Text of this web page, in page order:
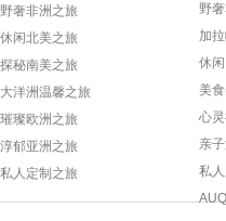
野奢非洲之旅
休闲北美之旅
探秘南美之旅
大洋洲温馨之旅
璀璨欧洲之旅
淳郁亚洲之旅
私人定制之旅
野
加
休
美
心
亲
私